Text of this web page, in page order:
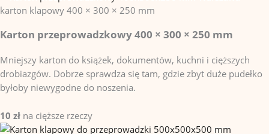
karton klapowy 400 × 300 × 250 mm
Karton przeprowadzkowy 400 × 300 × 250 mm
Mniejszy karton do książek, dokumentów, kuchni i cięższych
drobiazgów. Dobrze sprawdza się tam, gdzie zbyt duże pudełko
byłoby niewygodne do noszenia.
10 zł na cięższe rzeczy